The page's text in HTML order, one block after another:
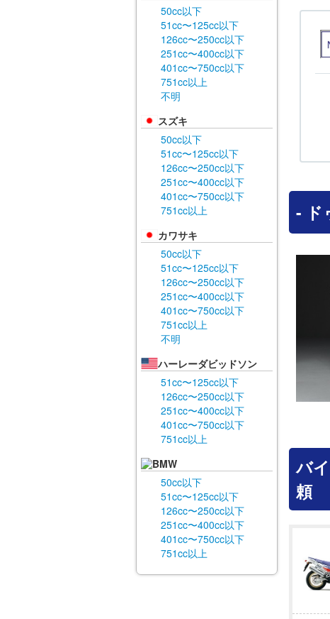
- ド
バ
頼
50cc以下
51cc〜125cc以下
126cc〜250cc以下
251cc〜400cc以下
401cc〜750cc以下
751cc以上
不明
スズキ
50cc以下
51cc〜125cc以下
126cc〜250cc以下
251cc〜400cc以下
401cc〜750cc以下
751cc以上
カワサキ
50cc以下
51cc〜125cc以下
126cc〜250cc以下
251cc〜400cc以下
401cc〜750cc以下
751cc以上
不明
ハーレーダビッドソン
51cc〜125cc以下
126cc〜250cc以下
251cc〜400cc以下
401cc〜750cc以下
751cc以上
BMW
50cc以下
51cc〜125cc以下
126cc〜250cc以下
251cc〜400cc以下
401cc〜750cc以下
751cc以上